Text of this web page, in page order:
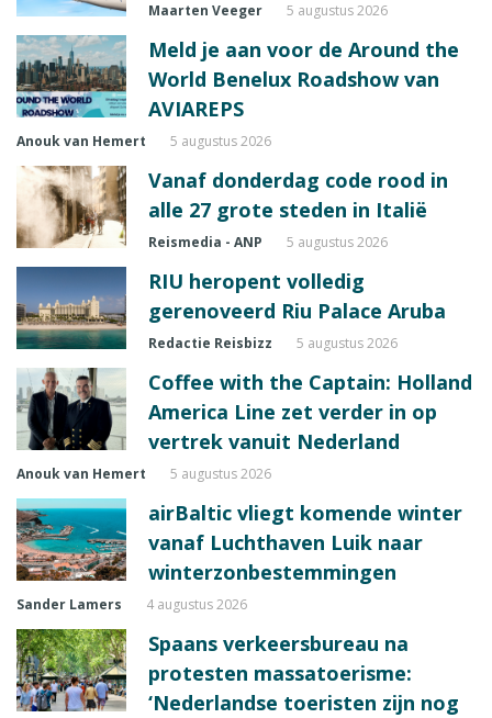
Maarten Veeger 5 augustus 2026
Meld je aan voor de Around the
World Benelux Roadshow van
AVIAREPS
Anouk van Hemert 5 augustus 2026
Vanaf donderdag code rood in
alle 27 grote steden in Italië
Reismedia - ANP 5 augustus 2026
RIU heropent volledig
gerenoveerd Riu Palace Aruba
Redactie Reisbizz 5 augustus 2026
Coffee with the Captain: Holland
America Line zet verder in op
vertrek vanuit Nederland
Anouk van Hemert 5 augustus 2026
airBaltic vliegt komende winter
vanaf Luchthaven Luik naar
winterzonbestemmingen
Sander Lamers 4 augustus 2026
Spaans verkeersbureau na
protesten massatoerisme:
‘Nederlandse toeristen zijn nog